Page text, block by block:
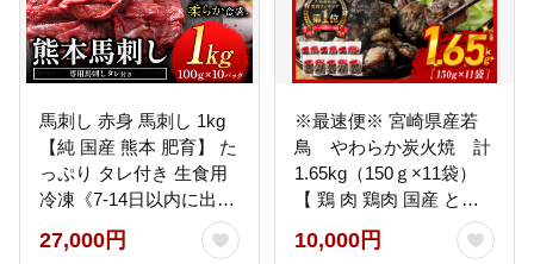
馬刺し 赤身 馬刺し 1kg
【純 国産 熊本 肥育】 た
っぷり タレ付き 生食用
冷凍《7-14日以内に出荷
予定(土日祝除く)》送料
無料---
27,000円
※最速便※ 宮崎県産若
鳥 やわらか炭火焼 計
1.65kg（150ｇ×11袋）
【 鶏 肉 鶏肉 国産 とり
九州産 鳥 宮崎県産 小分
け 炭火焼き 】 [C00901-
10,000円